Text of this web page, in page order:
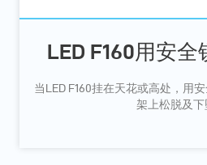
LED F160用安
当LED F160挂在天花或高处，用
架上松脱及下